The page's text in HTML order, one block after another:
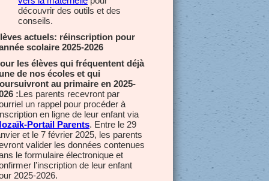
découvrir des outils et des
conseils.
actuels: réinscription pour
scolaire 2025-2026
les élèves qui fréquentent déjà
de nos écoles et qui
au primaire en 2025-
:Les parents recevront par
un rappel pour procéder à
en ligne de leur enfant via
Portail Parents. Entre le 29
et le 7 février 2025, les parents
valider les données contenues
le formulaire électronique et
l’inscription de leur enfant
2025-2026.